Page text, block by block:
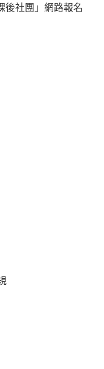
後社團」網路報名